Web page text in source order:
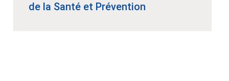
de la Santé et Prévention